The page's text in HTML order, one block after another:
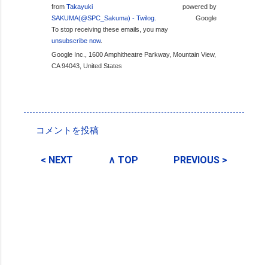
from Takayuki
SAKUMA(@SPC_Sakuma) - Twilog
To stop receiving these emails, you may
unsubscribe now.
powered by
Google
Google Inc., 1600 Amphitheatre Parkway, Mountain View,
CA 94043, United States
メ
コメントを投稿
< NEXT ∧ TOP PREVIOUS >